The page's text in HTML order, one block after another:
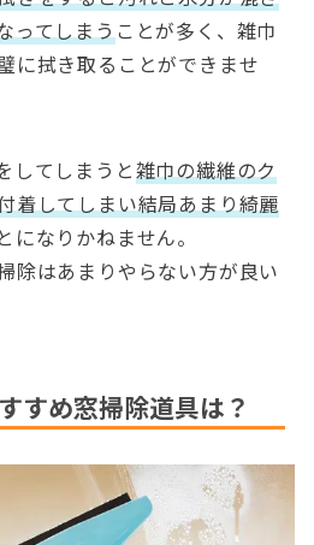
ってしまうことが多く、雑巾
に拭き取ることができませ
してしまうと雑巾の繊維のク
着してしまい結局あまり綺麗
になりかねません。
除はあまりやらない方が良い
すめ窓掃除道具は？